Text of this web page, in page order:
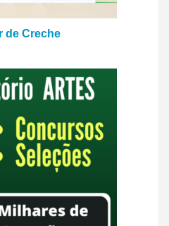
de Creche